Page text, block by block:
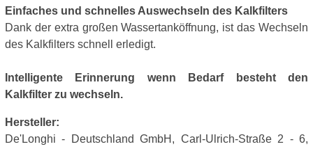
Einfaches und schnelles Auswechseln des Kalkfilters
Dank der extra großen Wassertanköffnung, ist das Wechseln
des Kalkfilters schnell erledigt.
Intelligente Erinnerung wenn Bedarf besteht den
Kalkfilter zu wechseln.
Hersteller:
De'Longhi - Deutschland GmbH, Carl-Ulrich-Straße 2 - 6,